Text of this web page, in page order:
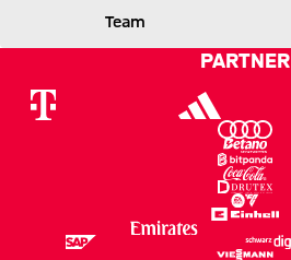
Zwischenergebnis:
1 zu 0 nach Erste Halbzeit
Team
PARTNER